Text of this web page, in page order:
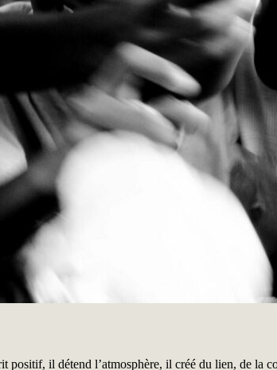
il détend l’atmosphère, il créé du lien, de la